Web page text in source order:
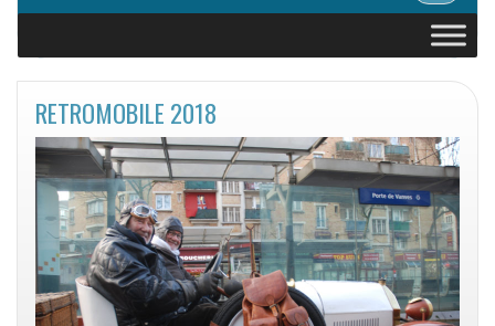
RETROMOBILE 2018